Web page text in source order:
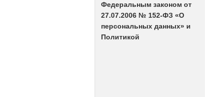
Федеральным законом от
27.07.2006 № 152-ФЗ «О
персональных данных» и
Политикой